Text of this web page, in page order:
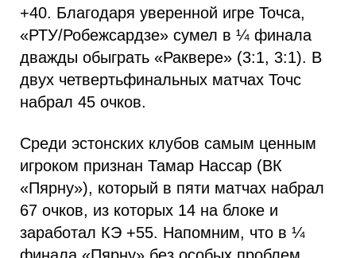
+40. Благодаря уверенной игре Точса,
«РТУ/Робежсардзе» сумел в ¼ финала
дважды обыграть «Раквере» (3:1, 3:1). В
двух четвертьфинальных матчах Точс
набрал 45 очков.
Среди эстонских клубов самым ценным
игроком признан Тамар Нассар (ВК
«Пярну»), который в пяти матчах набрал
67 очков, из которых 14 на блоке и
заработал КЭ +55. Напомним, что в ¼